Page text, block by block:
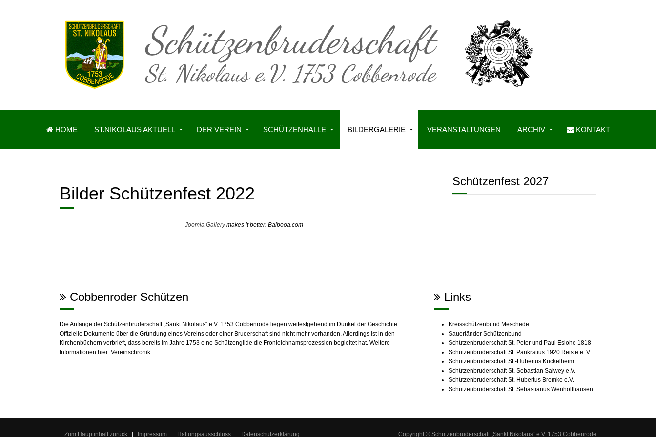
HOME ST.NIKOLAUS AKTUELL DER VEREIN SCHÜTZENHALLE BILDERGALERIE VERANSTALTUNGEN ARCHIV KONTAKT
Bilder Schützenfest 2022
Joomla Gallerymakes it better. Balbooa.com
Schützenfest 2027
Cobbenroder Schützen
Die Anfänge der Schützenbruderschaft „Sankt Nikolaus“ e.V. 1753 Cobbenrode liegen weitestgehend im Dunkel der Geschichte.
Offizielle Dokumente über die Gründung eines Vereins oder einer Bruderschaft sind nicht mehr vorhanden. Allerdings ist in den
Kirchenbüchern verbrieft, dass bereits im Jahre 1753 eine Schützengilde die Fronleichnamsprozession begleitet hat. Weitere
Informationen hier: Vereinschronik
Links
Kreisschützenbund Meschede
Sauerländer Schützenbund
Schützenbruderschaft St. Peter und Paul Eslohe 1818
Schützenbruderschaft St. Pankratius 1920 Reiste e. V.
Schützenbruderschaft St.-Hubertus Kückelheim
Schützenbruderschaft St. Sebastian Salwey e.V.
Schützenbruderschaft St. Hubertus Bremke e.V.
Schützenbruderschaft St. Sebastianus Wenholthausen
Zum Hauptinhalt zurück Impressum Haftungsausschluss Datenschutzerklärung Copyright © Schützenbruderschaft „Sankt Nikolaus“ e.V. 1753 Cobbenrode